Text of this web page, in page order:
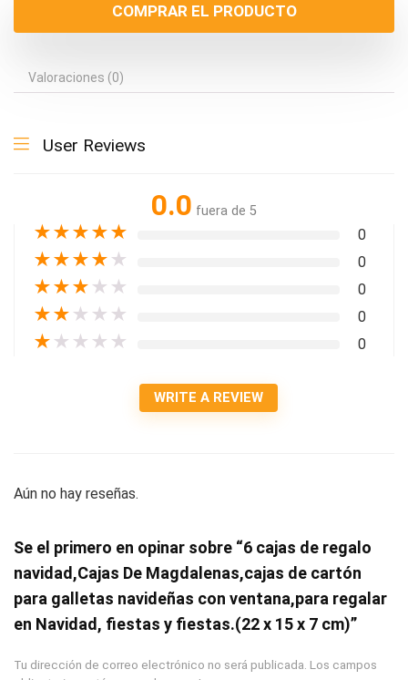
COMPRAR EL PRODUCTO
Valoraciones (0)
User Reviews
0.0 fuera de 5
★★★★★ 0
★★★★ ★ 0
★★★ ★ ★ 0
★★ ★ ★ ★ 0
★ ★ ★ ★ ★ 0
WRITE A REVIEW
Aún no hay reseñas.
Se el primero en opinar sobre “6 cajas de regalo
navidad,Cajas De Magdalenas,cajas de cartón
para galletas navideñas con ventana,para regalar
en Navidad, fiestas y fiestas.(22 x 15 x 7 cm)”
Tu dirección de correo electrónico no será publicada. Los campos